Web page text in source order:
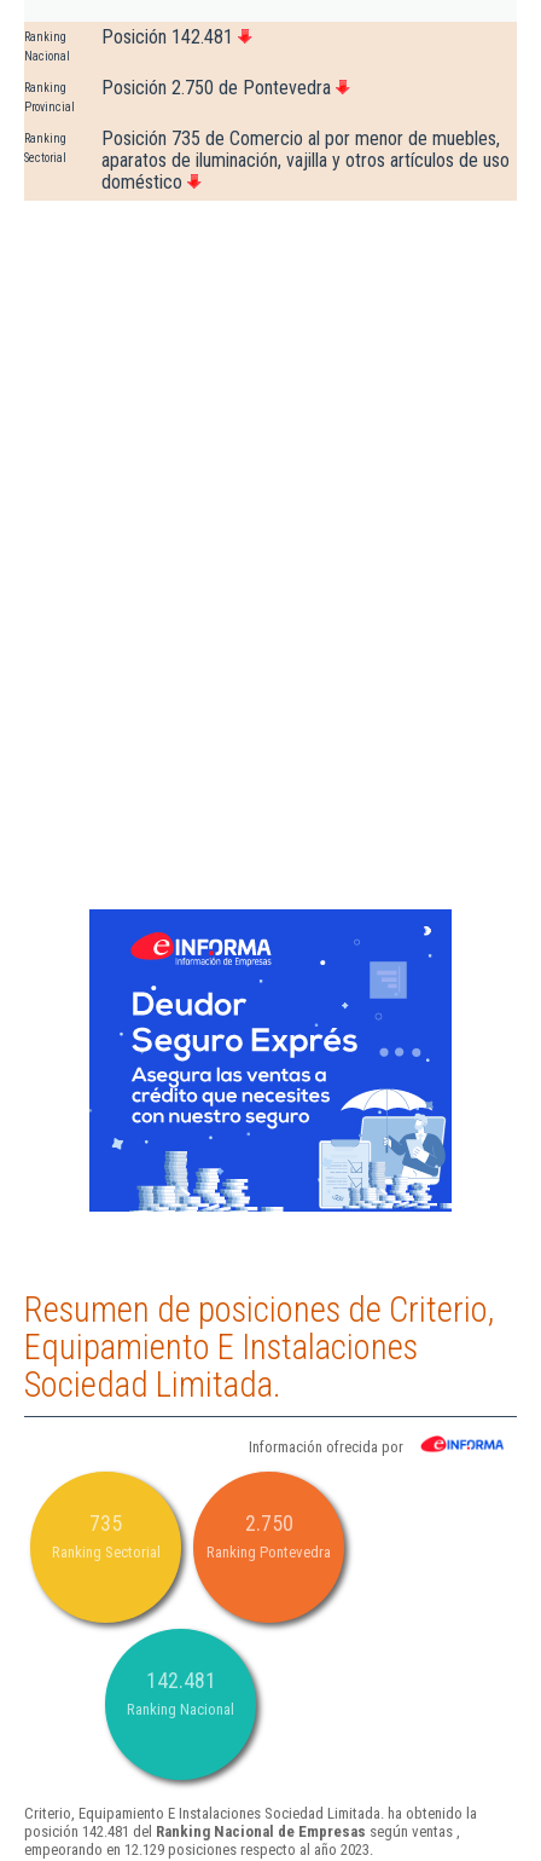
Ranking
Nacional
Posición 142.481
Ranking
Provincial
Posición 2.750 de Pontevedra
Ranking
Sectorial
Posición 735 de Comercio al por menor de muebles,
aparatos de iluminación, vajilla y otros artículos de uso
doméstico
Resumen de posiciones de Criterio,
Equipamiento E Instalaciones
Sociedad Limitada.
Información ofrecida por
735
Ranking Sectorial
2.750
Ranking Pontevedra
142.481
Ranking Nacional
Criterio, Equipamiento E Instalaciones Sociedad Limitada. ha obtenido la
posición 142.481 del Ranking Nacional de Empresas según ventas ,
empeorando en 12.129 posiciones respecto al año 2023.